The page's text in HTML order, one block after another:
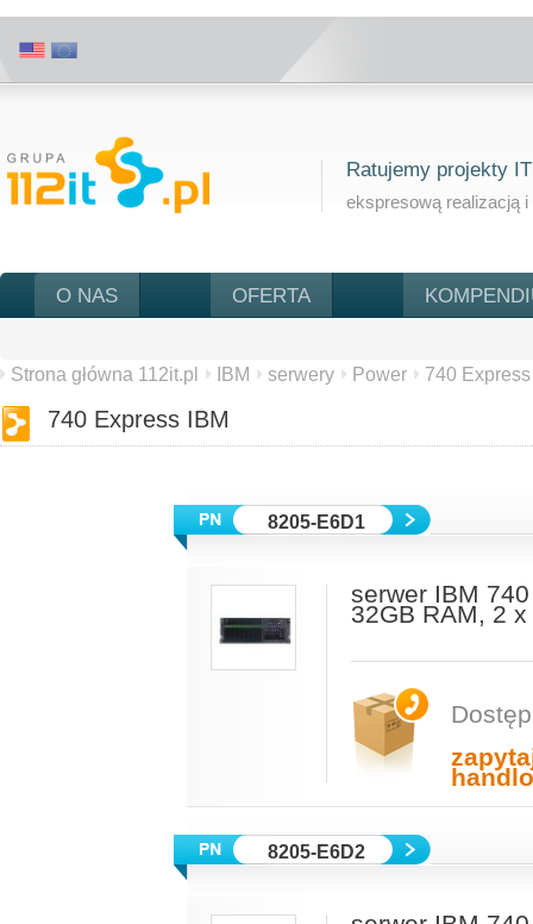
Ratujemy projekty IT
ekspresową realizacją i
O NAS OFERTA
Strona główna 112it.pl IBM serwery Power 740 Express
740 Express IBM
8205-E6D1
serwer IBM
32GB RAM, 2
8205-E6D2